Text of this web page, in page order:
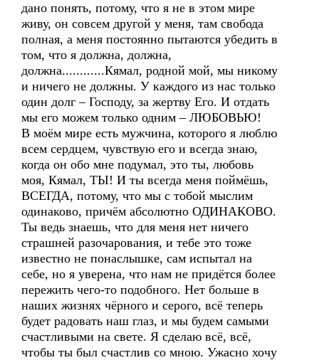
дано понять, потому, что я не в этом мире
живу, он совсем другой у меня, там свобода
полная, а меня постоянно пытаются убедить в
том, что я должна, должна,
должна............Кямал, родной мой, мы никому
и ничего не должны. У каждого из нас только
один долг – Господу, за жертву Его. И отдать
мы его можем только одним – ЛЮБОВЬЮ!
В моём мире есть мужчина, которого я люблю
всем сердцем, чувствую его и всегда знаю,
когда он обо мне подумал, это ты, любовь
моя, Кямал, ТЫ! И ты всегда меня поймёшь,
ВСЕГДА, потому, что мы с тобой мыслим
одинаково, причём абсолютно ОДИНАКОВО.
Ты ведь знаешь, что для меня нет ничего
страшней разочарования, и тебе это тоже
известно не понаслышке, сам испытал на
себе, но я уверена, что нам не придётся более
пережить чего-то подобного. Нет больше в
наших жизнях чёрного и серого, всё теперь
будет радовать наш глаз, и мы будем самыми
счастливыми на свете. Я сделаю всё, всё,
чтобы ты был счастлив со мною. Ужасно хочу